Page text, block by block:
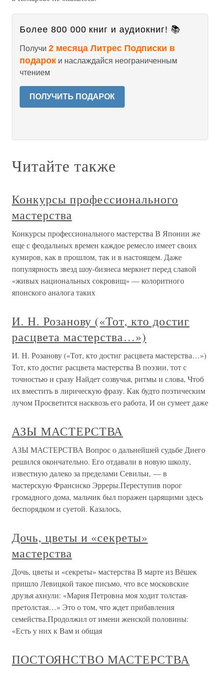
Более 800 000 книг и аудиокниг! 📚
Получи 2 месяца Литрес Подписки в
подарок и наслаждайся неограниченным
чтением
ПОЛУЧИТЬ ПОДАРОК
Читайте также
Конкурсы профессионального
мастерства
Конкурсы профессионального мастерства В Японии же
еще с феодальных времен каждое ремесло имеет своих
кумиров, как в прошлом, так и в настоящем. Даже
популярность звезд шоу-бизнеса меркнет перед славой
«живых национальных сокровищ» — колоритного
японского аналога таких
И. Н. Розанову («Тот, кто достиг
расцвета мастерства…»)
И. Н. Розанову («Тот, кто достиг расцвета мастерства…»)
Тот, кто достиг расцвета мастерства В поэзии, тот с
точностью и сразу Найдет созвучья, ритмы и слова, Чтоб
их вместить в лирическую фразу. Как будто поэтическим
лучом Просветится насквозь его работа, И он сумеет даже
АЗЫ МАСТЕРСТВА
АЗЫ МАСТЕРСТВА Вопрос о дальнейшей судьбе Диего
решился окончательно. Его отдавали в новую школу,
известную далеко за пределами Севильи, — в
мастерскую Франсиско Эрреры.Переступив порог
громадного дома, мальчик был поражен царящими здесь
беспорядком и суетой. Казалось,
Дочь, цветы и «секреты»
мастерства
Дочь, цветы и «секреты» мастерства В марте из Вёшек
пришло Левицкой такое письмо, что все московские
друзья ахнули: «Мария Петровна моя ходит толстая-
претолстая…» Это о том, что ждет прибавления
семейства.Продолжил от имени женской половины:
«Есть у них к Вам и общая
ПОСТОЯНСТВО МАСТЕРСТВА